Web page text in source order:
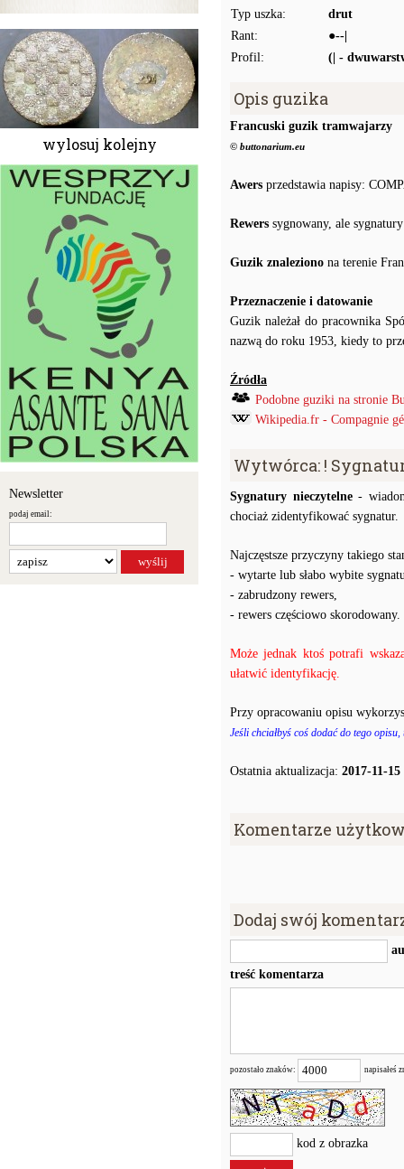
wylosuj kolejny
Newsletter
podaj email:
Typ uszka:
drut
Rant:
●--|
Profil:
(| -
Opis guzika
Francuski guzik tramwajarzy
© buttonarium.eu
Awers przedstawia napisy:
Rewers sygnowany, ale
Guzik znaleziono na terenie
Przeznaczenie i datowanie
Guzik należał do pracownika
nazwą do roku 1953, kiedy to
Źródła
Podobne guziki na stronie
Wikipedia.fr - Compagnie
Wytwórca: !
Sygnatury nieczytelne-
chociaż zidentyfikować sygnatur.
Najczęstsze przyczyny takiego
- wytarte lub słabo wybite
- zabrudzony rewers,
- rewers częściowo skorodowany.
Może jednak ktoś potrafi
ułatwić identyfikację.
Przy opracowaniu opisu
Jeśli chciałbyś coś dodać do tego
Ostatnia aktualizacja: 2017-11-15
Komentarze
Dodaj swój
treść komentarza
pozostało znaków: napisałeś
kod z obrazka